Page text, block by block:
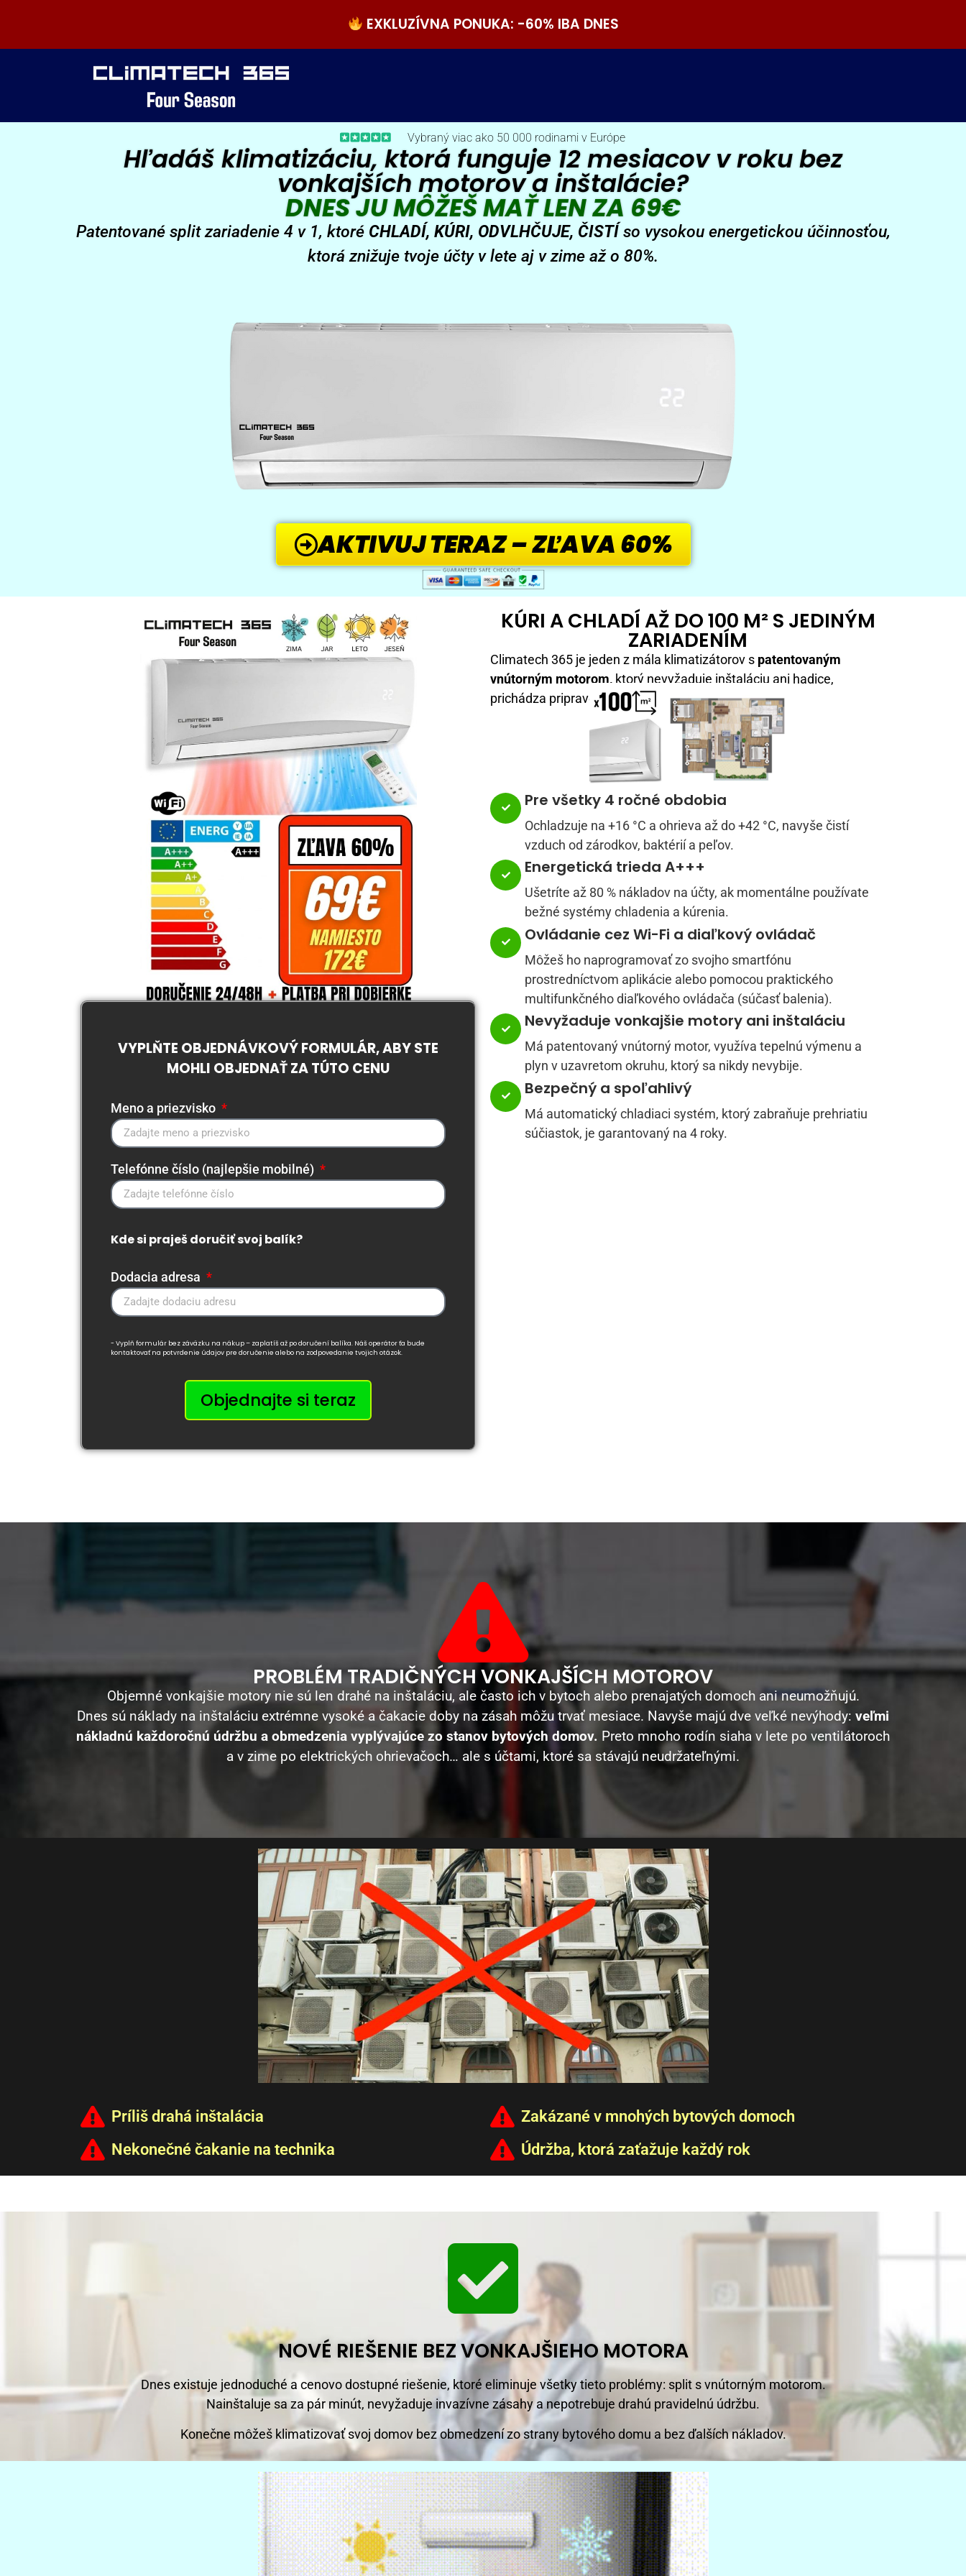
EXKLUZÍVNA PONUKA: -60% IBA DNES
Vybraný viac ako 50 000 rodinami v Európe
Hľadáš klimatizáciu, ktorá funguje 12 mesiacov v roku bez
vonkajších motorov a inštalácie?
DNES JU MÔŽEŠ MAŤ LEN ZA 69€
Patentované split zariadenie 4 v 1, ktoré CHLADÍ, KÚRI, ODVLHČUJE, ČISTÍso vysokou energetickou účinnosťou,
ktorá znižuje tvoje účty v lete aj v zime až o 80%.
AKTIVUJ TERAZ – ZĽAVA 60%
VYPLŇTE OBJEDNÁVKOVÝ FORMULÁR, ABY STE
MOHLI OBJEDNAŤ ZA TÚTO CENU
Meno a priezvisko
Telefónne číslo (najlepšie mobilné)
Kde si praješ doručiť svoj balík?
Dodacia adresa
- Vyplň formulár bez záväzku na nákup – zaplatíš až po doručení balíka. Náš operátor ťa bude
kontaktovať na potvrdenie údajov pre doručenie alebo na zodpovedanie tvojich otázok.
Objednajte si teraz
KÚRI A CHLADÍ AŽ DO 100 M² S JEDINÝM
ZARIADENÍM
Climatech 365 je jeden z mála klimatizátorov s patentovaným
vnútorným motorom, ktorý nevyžaduje inštaláciu ani hadice,
prichádza pripravený na okamžité použitie.
Pre všetky 4 ročné obdobia
Ochladzuje na +16 °C a ohrieva až do +42 °C, navyše čistí
vzduch od zárodkov, baktérií a peľov.
Energetická trieda A+++
Ušetríte až 80 % nákladov na účty, ak momentálne používate
bežné systémy chladenia a kúrenia.
Ovládanie cez Wi-Fi a diaľkový ovládač
Môžeš ho naprogramovať zo svojho smartfónu
prostredníctvom aplikácie alebo pomocou praktického
multifunkčného diaľkového ovládača (súčasť balenia).
Nevyžaduje vonkajšie motory ani inštaláciu
Má patentovaný vnútorný motor, využíva tepelnú výmenu a
plyn v uzavretom okruhu, ktorý sa nikdy nevybije.
Bezpečný a spoľahlivý
Má automatický chladiaci systém, ktorý zabraňuje prehriatiu
súčiastok, je garantovaný na 4 roky.
PROBLÉM TRADIČNÝCH VONKAJŠÍCH MOTOROV
Objemné vonkajšie motory nie sú len drahé na inštaláciu, ale často ich v bytoch alebo prenajatých domoch ani neumožňujú.
Dnes sú náklady na inštaláciu extrémne vysoké a čakacie doby na zásah môžu trvať mesiace. Navyše majú dve veľké nevýhody: veľmi
nákladnú každoročnú údržbu a obmedzenia vyplývajúce zo stanov bytových domov. Preto mnoho rodín siaha v lete po ventilátoroch
a v zime po elektrických ohrievačoch… ale s účtami, ktoré sa stávajú neudržateľnými.
Príliš drahá inštalácia
Nekonečné čakanie na technika
Zakázané v mnohých bytových domoch
Údržba, ktorá zaťažuje každý rok
NOVÉ RIEŠENIE BEZ VONKAJŠIEHO MOTORA
Dnes existuje jednoduché a cenovo dostupné riešenie, ktoré eliminuje všetky tieto problémy: split s vnútorným motorom.
Nainštaluje sa za pár minút, nevyžaduje invazívne zásahy a nepotrebuje drahú pravidelnú údržbu.
Konečne môžeš klimatizovať svoj domov bez obmedzení zo strany bytového domu a bez ďalších nákladov.